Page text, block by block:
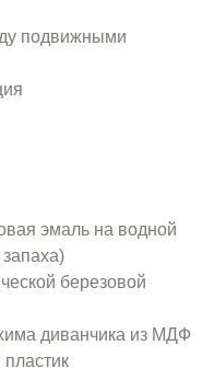
подвижными
эмаль на водной
березовой
диванчика из МДФ